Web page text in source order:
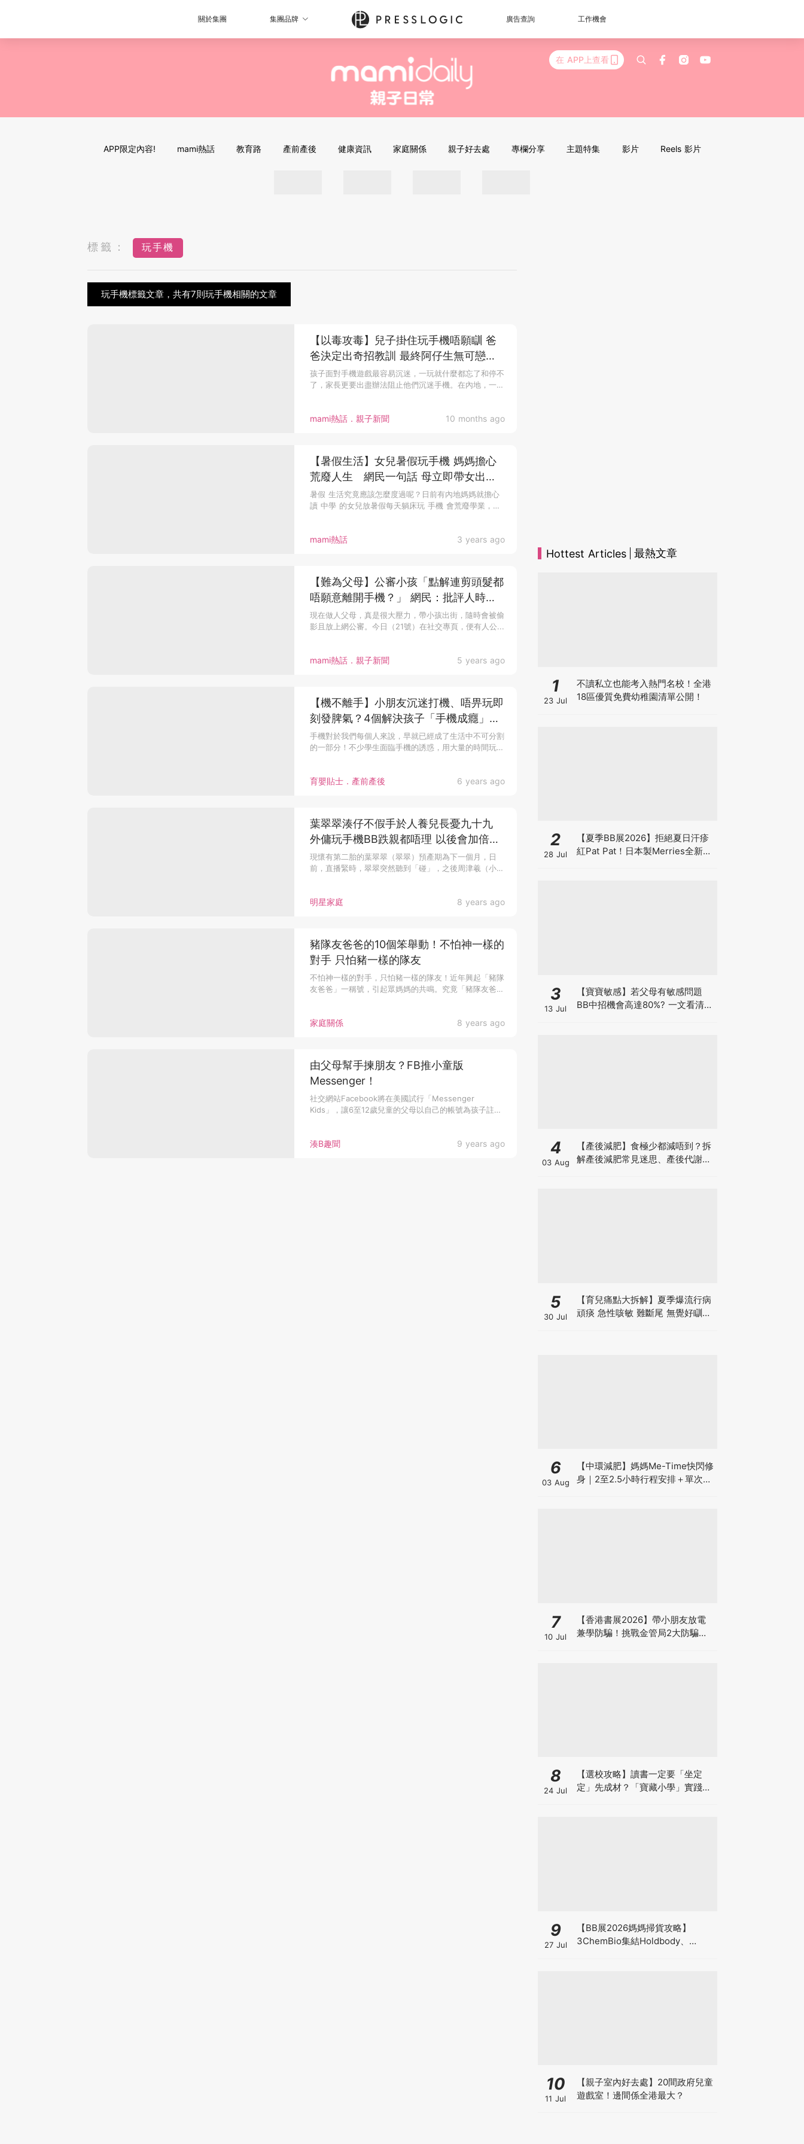
關於集團 集團品牌 廣告查詢 工作機會
在 APP上查看
APP限定內容! mami熱話 教育路 產前產後 健康資訊 家庭關係 親子好去處 專欄分享 主題特集 影片 Reels 影片
標籤： 玩手機
玩手機標籤文章，共有7則玩手機相關的文章
mami熱話．親子新聞 10 months ago
【以毒攻毒】兒子掛住玩手機唔願瞓 爸
爸決定出奇招教訓 最終阿仔生無可戀知
道錯
孩子面對手機遊戲最容易沉迷，一玩就什麼都忘了和停不
了，家長更要出盡辦法阻止他們沉迷手機。在內地，一
mami熱話 3 years ago
【暑假生活】女兒暑假玩手機 媽媽擔心
荒廢人生 網民一句話 母立即帶女出遠
門
暑假 生活究竟應該怎麼度過呢？日前有內地媽媽就擔心
讀 中學 的女兒放暑假每天躺床玩 手機 會荒廢學業，於
mami熱話．親子新聞 5 years ago
【難為父母】公審小孩「點解連剪頭髮都
唔願意離開手機？」 網民：批評人時不
會在對方角度考慮！
現在做人父母，真是很大壓力，帶小孩出街，隨時會被偷
影且放上網公審。今日（21號）在社交專頁，便有人公...
育嬰貼士．產前產後 6 years ago
【機不離手】小朋友沉迷打機、唔畀玩即
刻發脾氣？4個解決孩子「手機成癮」好
方法
手機對於我們每個人來說，早就已經成了生活中不可分割
的一部分！不少學生面臨手機的誘惑，用大量的時間玩
明星家庭 8 years ago
葉翠翠湊仔不假手於人養兒長憂九十九
外傭玩手機BB跌親都唔理 以後會加倍小
心。葉翠翠小王子撞瘀咗
現懷有第二胎的葉翠翠（翠翠）預產期為下一個月，日
前，直播緊時，翠翠突然聽到「碰」，之後周津羲（小王
家庭關係 8 years ago
豬隊友爸爸的10個笨舉動！不怕神一樣的
對手 只怕豬一樣的隊友
不怕神一樣的對手，只怕豬一樣的隊友！近年興起「豬隊
友爸爸」一稱號，引起眾媽媽的共鳴。究竟「豬隊友爸
湊B趣聞 9 years ago
由父母幫手揀朋友？FB推小童版
Messenger！
社交網站Facebook將在美國試行「Messenger
Kids」，讓6至12歲兒童的父母以自己的帳號為孩子註冊
Hottest Articles 最熱文章
1
23 Jul
不讀私立也能考入熱門名校！全港
18區優質免費幼稚園清單公開！
2
28 Jul
【夏季BB展2026】拒絕夏日汗疹
紅Pat Pat！日本製Merries全新超
3
13 Jul
【寶寶敏感】若父母有敏感問題
BB中招機會高達80%? 一文看清預
4
03 Aug
【產後減肥】食極少都減唔到？拆
解產後減肥常見迷思、產後代謝、
5
30 Jul
【育兒痛點大拆解】夏季爆流行病
頑痰 急性咳敏 難斷尾 無覺好瞓？
6
03 Aug
【中環減肥】媽媽Me-Time快閃修
身｜2至2.5小時行程安排＋單次收
7
10 Jul
【香港書展2026】帶小朋友放電
兼學防騙！挑戰金管局2大防騙遊
8
24 Jul
【選校攻略】讀書一定要「坐定
定」先成材？「寶藏小學」實踐動
9
27 Jul
【BB展2026媽媽掃貨攻略】
3ChemBio集結Holdbody、
10
11 Jul
【親子室內好去處】20間政府兒童
遊戲室！邊間係全港最大？